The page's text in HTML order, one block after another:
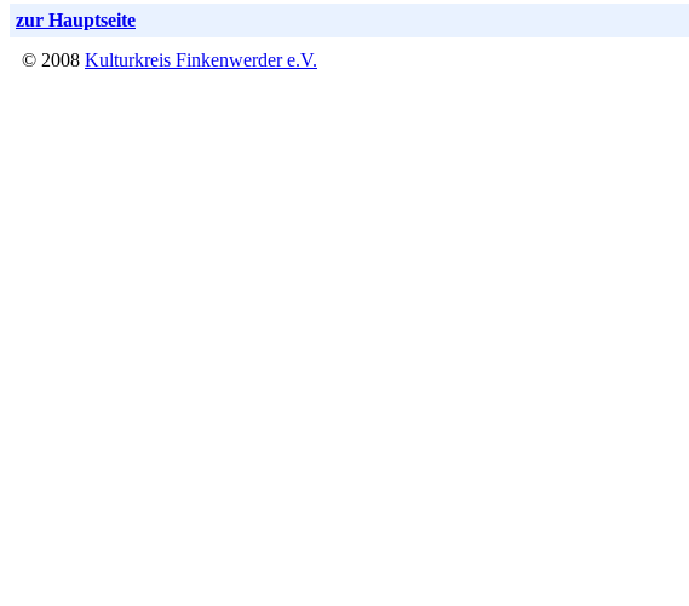
zur Hauptseite
© 2008 Kulturkreis Finkenwerder e.V.